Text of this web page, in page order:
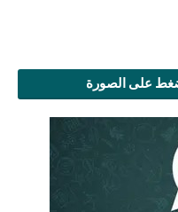
على الصورة